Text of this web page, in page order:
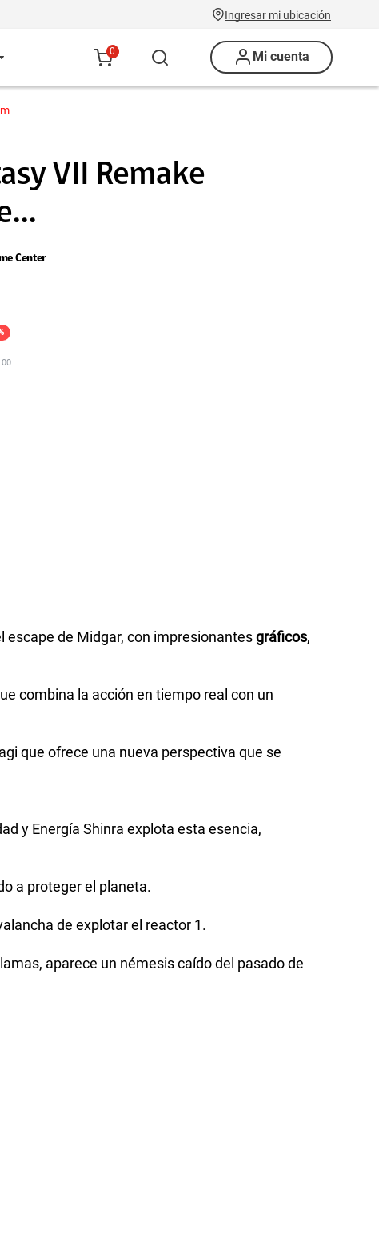
Ingresar mi ubicación
0 Mi cuenta
VII Remake
Center
de Midgar, con impresionantesgráficos,
combina la acción en tiempo real con un
que ofrece una nueva perspectiva que se
y Energía Shinra explota esta esencia,
a proteger el planeta.
de explotar el reactor 1.
aparece un némesis caído del pasado de